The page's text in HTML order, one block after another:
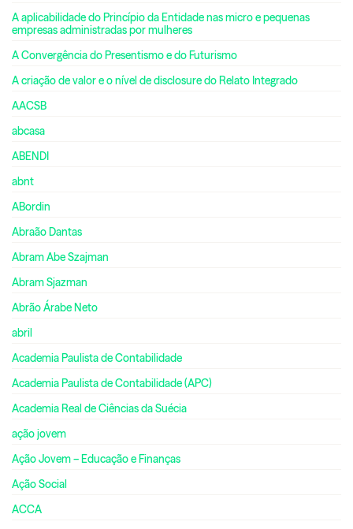
A aplicabilidade do Princípio da Entidade nas micro e pequenas
empresas administradas por mulheres
A Convergência do Presentismo e do Futurismo
A criação de valor e o nível de disclosure do Relato Integrado
AACSB
abcasa
ABENDI
abnt
ABordin
Abraão Dantas
Abram Abe Szajman
Abram Sjazman
Abrão Árabe Neto
abril
Academia Paulista de Contabilidade
Academia Paulista de Contabilidade (APC)
Academia Real de Ciências da Suécia
ação jovem
Ação Jovem – Educação e Finanças
Ação Social
ACCA